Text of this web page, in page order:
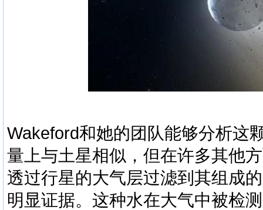
Wakeford和她的团队能够分析这
量上与土星相似，但在许多其他
透过行星的大气层过滤到其组成
明显证据。这种水在大气中被检